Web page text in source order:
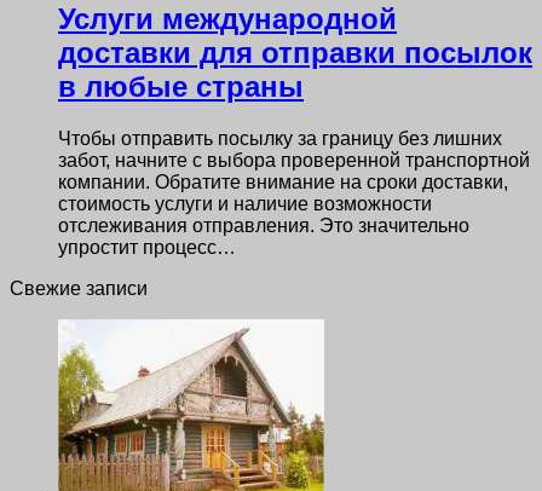
Услуги международной
доставки для отправки посылок
в любые страны
Чтобы отправить посылку за границу без лишних
забот, начните с выбора проверенной транспортной
компании. Обратите внимание на сроки доставки,
стоимость услуги и наличие возможности
отслеживания отправления. Это значительно
упростит процесс…
Свежие записи